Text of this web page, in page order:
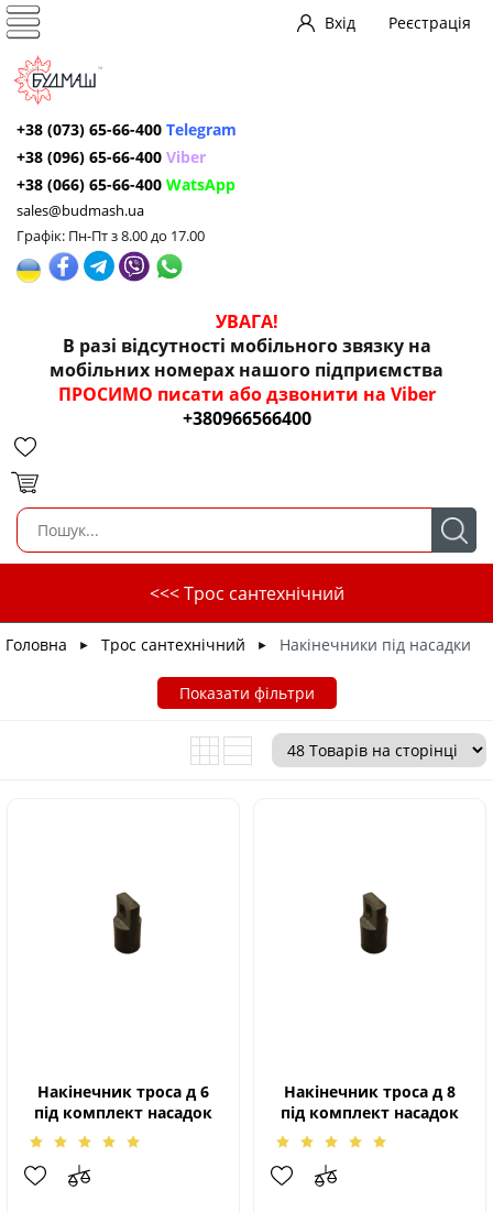
Вхід Реєстрація
+38 (073) 65-66-400 Telegram
+38 (096) 65-66-400 Viber
+38 (066) 65-66-400 WatsApp
sales@budmash.ua
Графік: Пн-Пт з 8.00 до 17.00
УВАГА!
В разі відсутності мобільного звязку на
мобільних номерах нашого підприємства
ПРОСИМО писати або дзвонити на Viber
+380966566400
<<< Трос сантехнічний
Головна ► Трос сантехнічний ► Накінечники під насадки
Показати фільтри
Накінечник троса д 6
під комплект насадок
Накінечник троса д 8
під комплект насадок